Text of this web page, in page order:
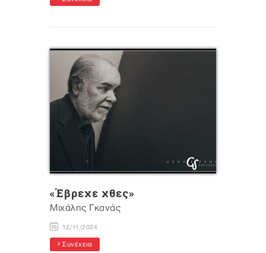
«Έβρεχε χθες»
Mιχάλης Γκανάς
12/11/2024
Συνέχεια